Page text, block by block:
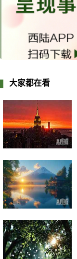
大家都在看